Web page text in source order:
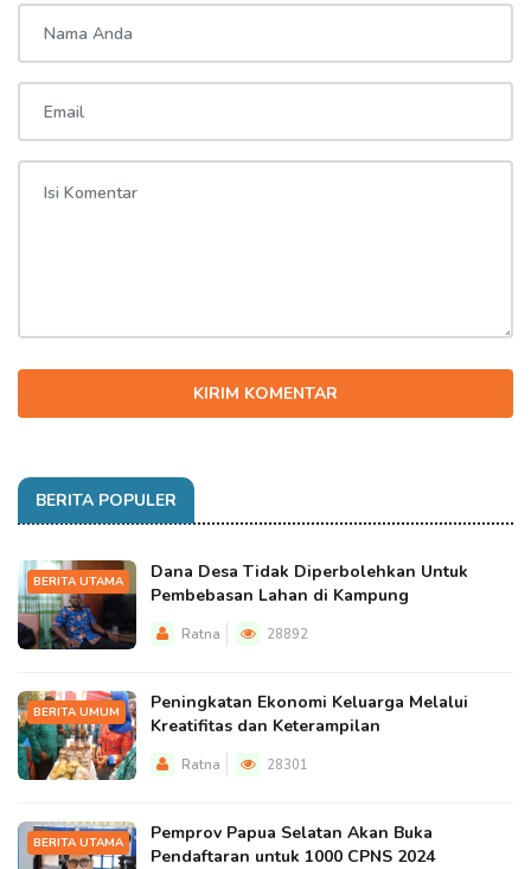
KIRIM KOMENTAR
BERITA POPULER
BERITA UTAMA
Dana Desa Tidak Diperbolehkan Untuk
Pembebasan Lahan di Kampung
Ratna 28892
BERITA UMUM
Peningkatan Ekonomi Keluarga Melalui
Kreatifitas dan Keterampilan
Ratna 28301
BERITA UTAMA
Pemprov Papua Selatan Akan Buka
Pendaftaran untuk 1000 CPNS 2024